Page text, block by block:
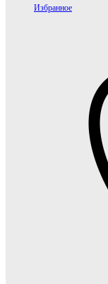
Избранное